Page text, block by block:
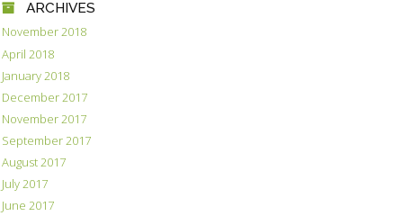
ARCHIVES
November 2018
April 2018
January 2018
December 2017
November 2017
September 2017
August 2017
July 2017
June 2017